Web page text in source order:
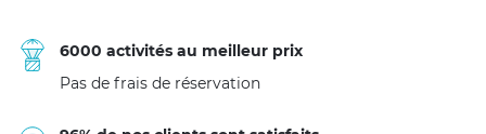
6000 activités au meilleur prix
Pas de frais de réservation